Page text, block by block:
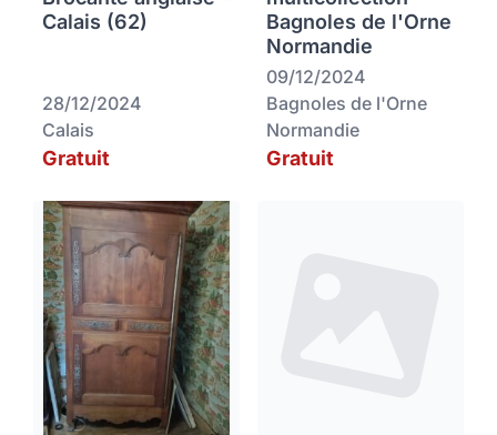
Calais (62)
28/12/2024
Calais
Gratuit
Bagnoles de l'Orne
Normandie
09/12/2024
Bagnoles de l'Orne
Normandie
Gratuit